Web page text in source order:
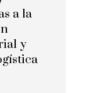
a la
y